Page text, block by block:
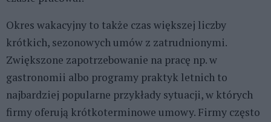
Okres wakacyjny to także czas większej liczby
krótkich, sezonowych umów z zatrudnionymi.
Zwiększone zapotrzebowanie na pracę np. w
gastronomii albo programy praktyk letnich to
najbardziej popularne przykłady sytuacji, w których
firmy oferują krótkoterminowe umowy. Firmy często